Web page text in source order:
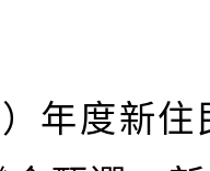
）年度新住